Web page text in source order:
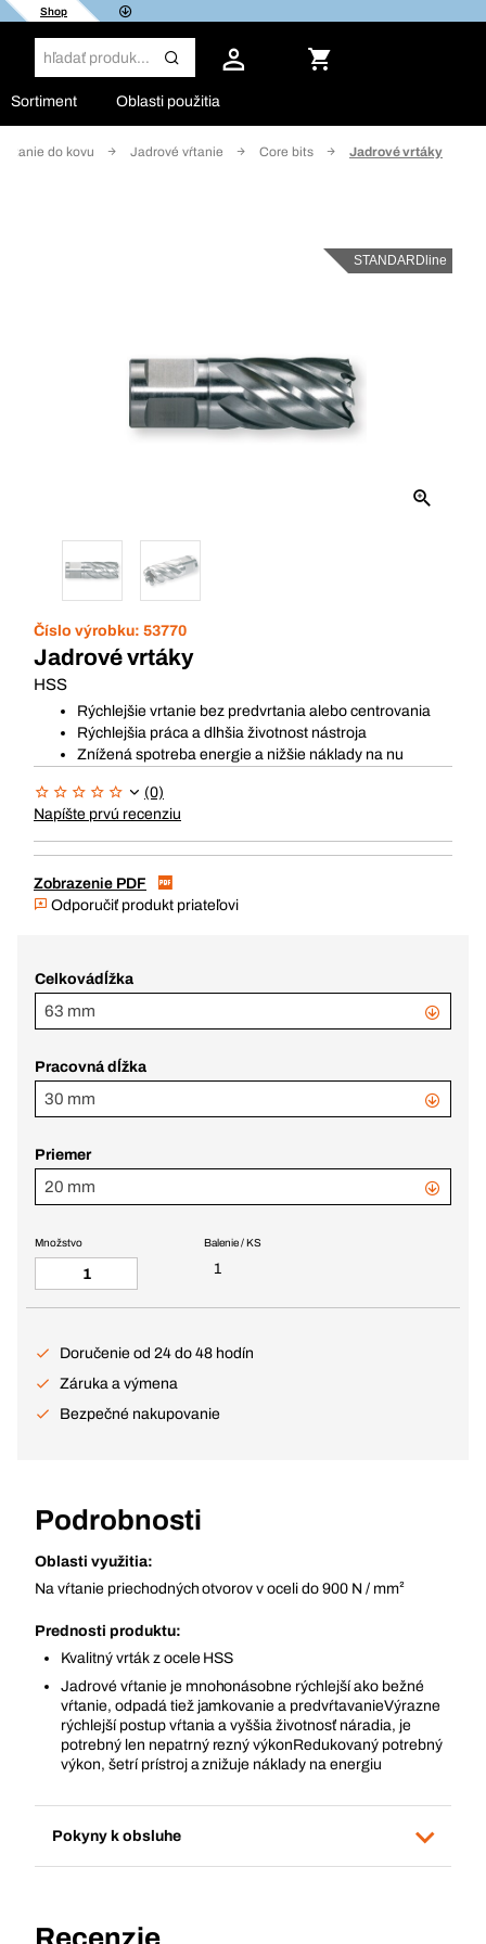
Shop
Sortiment Oblasti použitia
Vŕtanie do kovu Jadrové vŕtanie Core bits Jadrové vrtáky
STANDARDline
Číslo výrobku: 53770
Jadrové vrtáky
HSS
Rýchlejšie vrtanie bez predvrtania alebo centrovania
Rýchlejšia práca a dlhšia životnost nástroja
Znížená spotreba energie a nižšie náklady na nu
(0)
Napíšte prvú recenziu
Zobrazenie PDF
Odporučiť produkt priateľovi
Celkovádĺžka
63 mm
Pracovná dĺžka
30 mm
Priemer
20 mm
Balenie / KS
1
Množstvo
Doručenie od 24 do 48 hodín
Záruka a výmena
Bezpečné nakupovanie
Podrobnosti
Oblasti využitia:
Na vŕtanie priechodných otvorov v oceli do 900 N / mm²
Prednosti produktu:
Kvalitný vrták z ocele HSS
Jadrové vŕtanie je mnohonásobne rýchlejší ako bežné
vŕtanie, odpadá tiež jamkovanie a predvŕtavanieVýrazne
rýchlejší postup vŕtania a vyššia životnosť náradia, je
potrebný len nepatrný rezný výkonRedukovaný potrebný
výkon, šetrí prístroj a znižuje náklady na energiu
Pokyny k obsluhe
Recenzie